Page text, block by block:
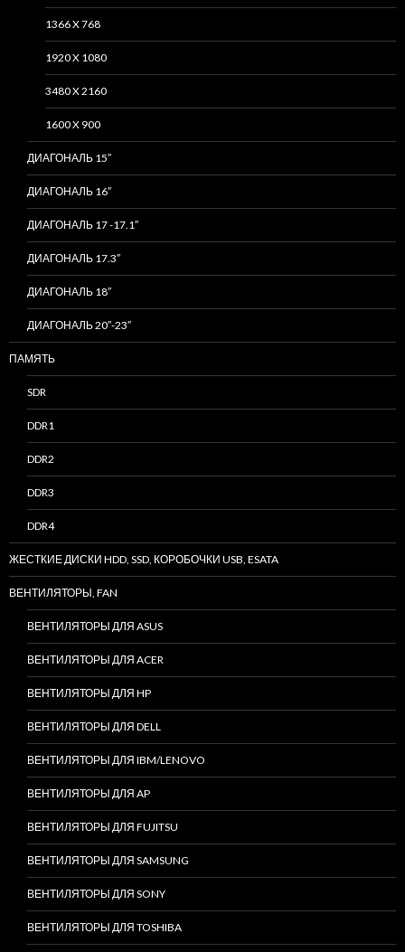
1366 X 768
1920 X 1080
3480 X 2160
1600 X 900
ДИАГОНАЛЬ 15″
ДИАГОНАЛЬ 16″
ДИАГОНАЛЬ 17 -17.1″
ДИАГОНАЛЬ 17.3″
ДИАГОНАЛЬ 18″
ДИАГОНАЛЬ 20″-23″
ПАМЯТЬ
SDR
DDR1
DDR2
DDR3
DDR4
ЖЕСТКИЕ ДИСКИ HDD, SSD, КОРОБОЧКИ USB, ESATA
ВЕНТИЛЯТОРЫ, FAN
ВЕНТИЛЯТОРЫ ДЛЯ ASUS
ВЕНТИЛЯТОРЫ ДЛЯ ACER
ВЕНТИЛЯТОРЫ ДЛЯ HP
ВЕНТИЛЯТОРЫ ДЛЯ DELL
ВЕНТИЛЯТОРЫ ДЛЯ IBM/LENOVO
ВЕНТИЛЯТОРЫ ДЛЯ AP
ВЕНТИЛЯТОРЫ ДЛЯ FUJITSU
ВЕНТИЛЯТОРЫ ДЛЯ SAMSUNG
ВЕНТИЛЯТОРЫ ДЛЯ SONY
ВЕНТИЛЯТОРЫ ДЛЯ TOSHIBA